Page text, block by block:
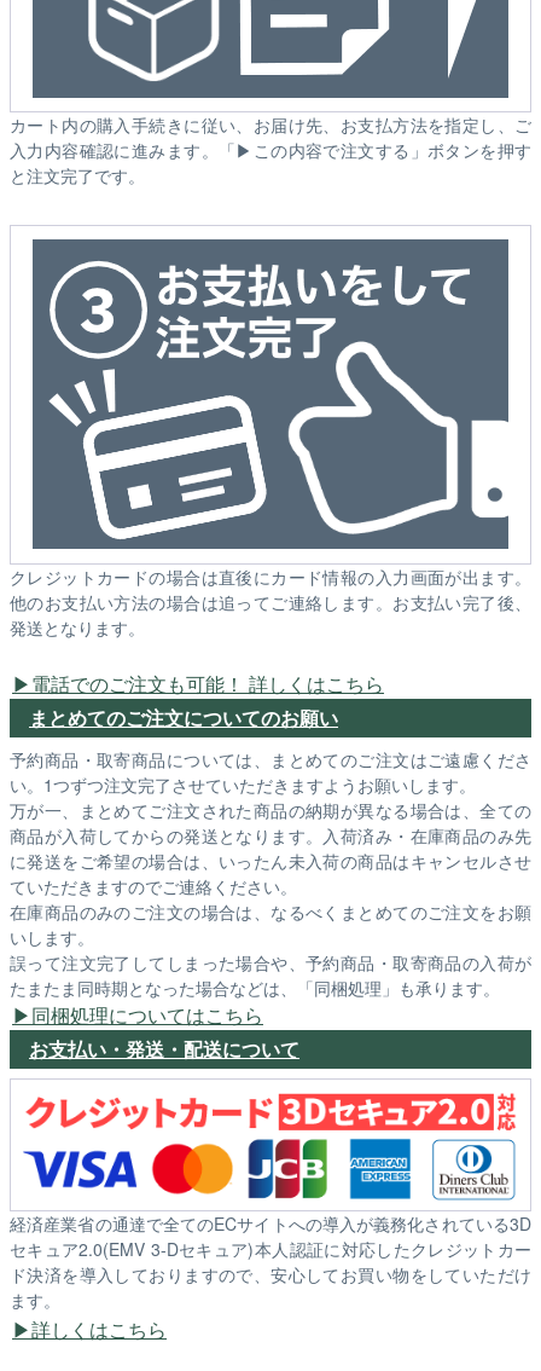
カート内の購入手続きに従い、お届け先、お支払方法を指定し、ご
入力内容確認に進みます。「▶この内容で注文する」ボタンを押す
と注文完了です。
クレジットカードの場合は直後にカード情報の入力画面が出ます。
他のお支払い方法の場合は追ってご連絡します。お支払い完了後、
発送となります。
電話でのご注文も可能！ 詳しくはこちら
まとめてのご注文についてのお願い
予約商品・取寄商品については、まとめてのご注文はご遠慮くださ
い。1つずつ注文完了させていただきますようお願いします。
万が一、まとめてご注文された商品の納期が異なる場合は、全ての
商品が入荷してからの発送となります。入荷済み・在庫商品のみ先
に発送をご希望の場合は、いったん未入荷の商品はキャンセルさせ
ていただきますのでご連絡ください。
在庫商品のみのご注文の場合は、なるべくまとめてのご注文をお願
いします。
誤って注文完了してしまった場合や、予約商品・取寄商品の入荷が
たまたま同時期となった場合などは、「同梱処理」も承ります。
同梱処理についてはこちら
お支払い・発送・配送について
経済産業省の通達で全てのECサイトへの導入が義務化されている3D
セキュア2.0(EMV 3-Dセキュア)本人認証に対応したクレジットカー
ド決済を導入しておりますので、安心してお買い物をしていただけ
ます。
詳しくはこちら